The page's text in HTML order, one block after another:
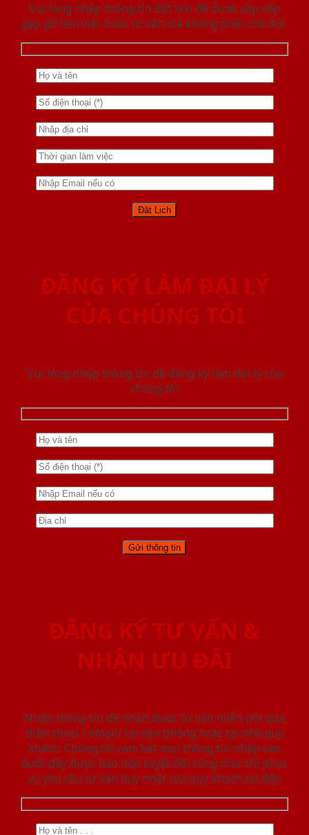
Vui lòng nhập thông tin đặt lịch để được sắp xếp
gặp gỡ làm việc hoăc tư vấn mà không phải chờ đợi.
ĐĂNG KÝ LÀM ĐẠI LÝ
CỦA CHÚNG TÔI
Vui lòng nhập thông tin để đăng ký làm đại lý của
chúng tôi
ĐĂNG KÝ TƯ VẤN &
NHẬN ƯU ĐÃI
Nhập thông tin để nhận được tư vấn miễn phí qua
điện thoại / email/ tại văn phòng hoặc tại nhà quý
khách. Chúng tôi cam kết mọi thông tin nhập vào
dưới đây được bảo mật tuyệt đối cũng như chỉ phục
vụ yêu cầu tư vấn duy nhất của quý khách tại đây.